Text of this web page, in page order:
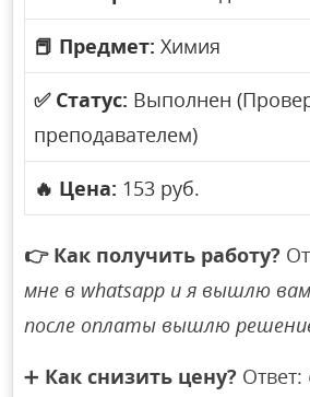
📕 Предмет: Химия
✅ Статус: Выполнен
преподавателем)
🔥 Цена: 153 руб.
👉 Как получить работу?
мне в whatsapp и я вышлю
после оплаты вышлю
➕ Как снизить цену? Ответ: